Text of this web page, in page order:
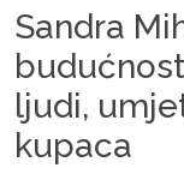
Sandra
ljudi,
kupaca